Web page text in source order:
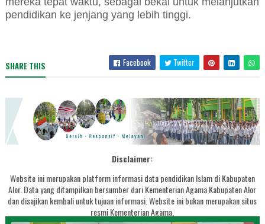
pendidikan ke jenjang yang lebih tinggi.
SHARE THIS Facebook Twitter
Disclaimer:
Website ini merupakan platform informasi data pendidikan Islam di Kabupaten
Alor. Data yang ditampilkan bersumber dari Kementerian Agama Kabupaten Alor
dan disajikan kembali untuk tujuan informasi. Website ini bukan merupakan situs
resmi Kementerian Agama.